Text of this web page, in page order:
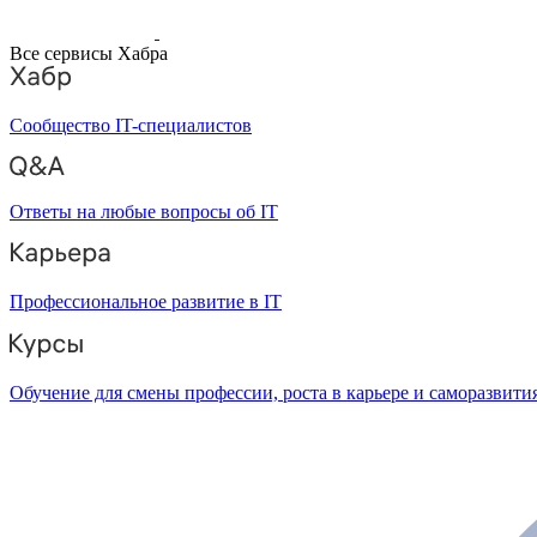
Все сервисы Хабра
Сообщество IT-специалистов
Ответы на любые вопросы об IT
Профессиональное развитие в IT
Обучение для смены профессии, роста в карьере и